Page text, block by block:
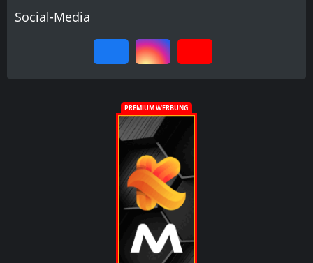
Social-Media
PREMIUM WERBUNG